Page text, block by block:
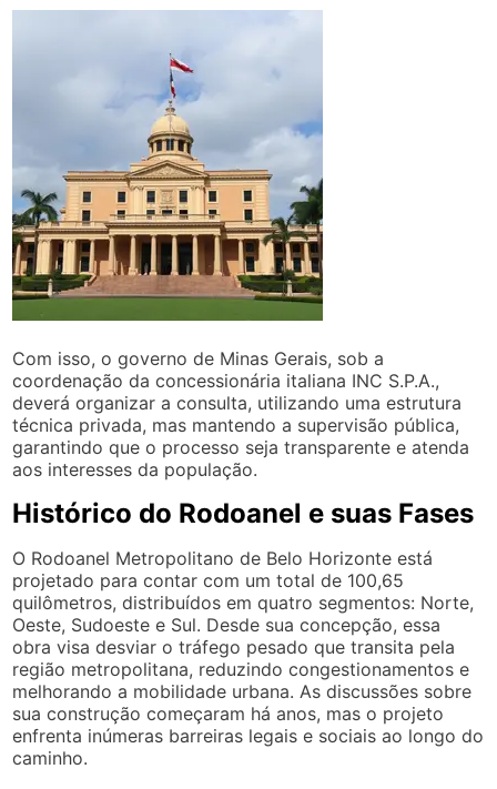
Com isso, o governo de Minas Gerais, sob a
coordenação da concessionária italiana INC S.P.A.,
deverá organizar a consulta, utilizando uma estrutura
técnica privada, mas mantendo a supervisão pública,
garantindo que o processo seja transparente e atenda
aos interesses da população.
Histórico do Rodoanel e suas Fases
O Rodoanel Metropolitano de Belo Horizonte está
projetado para contar com um total de 100,65
quilômetros, distribuídos em quatro segmentos: Norte,
Oeste, Sudoeste e Sul. Desde sua concepção, essa
obra visa desviar o tráfego pesado que transita pela
região metropolitana, reduzindo congestionamentos e
melhorando a mobilidade urbana. As discussões sobre
sua construção começaram há anos, mas o projeto
enfrenta inúmeras barreiras legais e sociais ao longo do
caminho.